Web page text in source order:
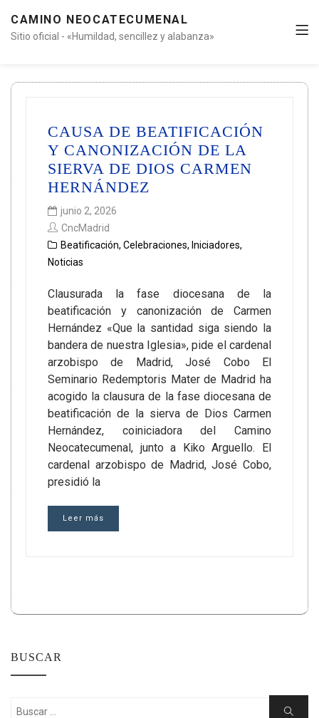
CAMINO NEOCATECUMENAL
Sitio oficial - «Humildad, sencillez y alabanza»
CAUSA DE BEATIFICACIÓN
Y CANONIZACIÓN DE LA
SIERVA DE DIOS CARMEN
HERNÁNDEZ
junio 2, 2026
CncMadrid
Beatificación, Celebraciones, Iniciadores,
Noticias
Clausurada la fase diocesana de la
beatificación y canonización de Carmen
Hernández «Que la santidad siga siendo la
bandera de nuestra Iglesia», pide el cardenal
arzobispo de Madrid, José Cobo El
Seminario Redemptoris Mater de Madrid ha
acogido la clausura de la fase diocesana de
beatificación de la sierva de Dios Carmen
Hernández, coiniciadora del Camino
Neocatecumenal, junto a Kiko Arguello. El
cardenal arzobispo de Madrid, José Cobo,
presidió la
Leer más
BUSCAR
Buscar:
Buscar